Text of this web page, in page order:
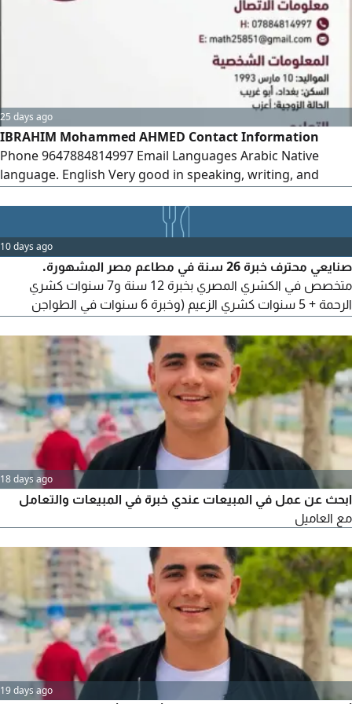
25 days ago
IBRAHIM Mohammed AHMED Contact Information
Phone 9647884814997 Email Languages Arabic Native
language. English Very good in speaking, writing, and
reading. Personal Information Date of Birth March 10,
1993 Education Bachelor's Degree in Mathematics
University of Diyala - Graduated Worked as a Mathematics
Lecturer for two years
10 days ago
صنايعي محترف خبرة 26 سنة في مطاعم مصر المشهورة.
متخصص في الكشري المصري بخبرة 12 سنة و7 سنوات كشري
الرحمة + 5 سنوات كشري الزعيم (وخبرة 6 سنوات في الطواجن
والاكلات الشعبية بمطاعم جاد، وخبرة 8 سنوات في الجريل والشوي
بمطاعم مؤمن. أتقن التسوية والتحضير والتجهيز والنظافة
18 days ago
ابحث عن عمل في المبيعات عندي خبرة في المبيعات والتعامل
مع العاميل
19 days ago